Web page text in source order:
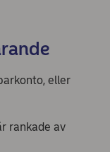
eller
rankade av